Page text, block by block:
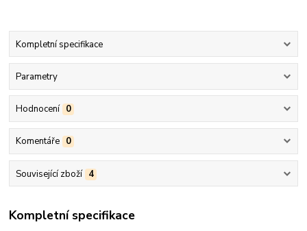
Kompletní specifikace
Parametry
Hodnocení 0
Komentáře 0
Související zboží 4
Kompletní specifikace